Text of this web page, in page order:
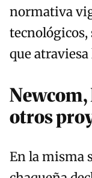
normativa
que
Newcom,
otros
En la misma